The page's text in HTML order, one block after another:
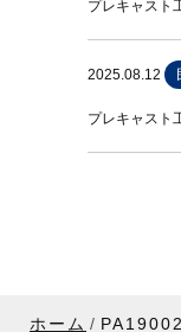
プレキャス
2025.08.12
プレキャス
ホーム